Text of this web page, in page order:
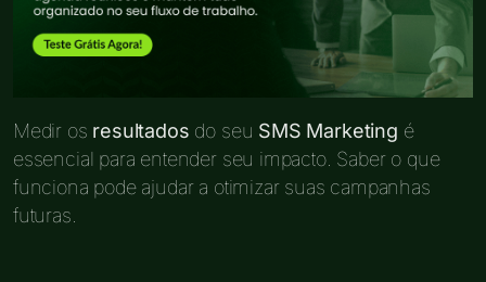
Medir os resultados do seu SMS Marketing é
essencial para entender seu impacto. Saber o que
funciona pode ajudar a otimizar suas campanhas
futuras.